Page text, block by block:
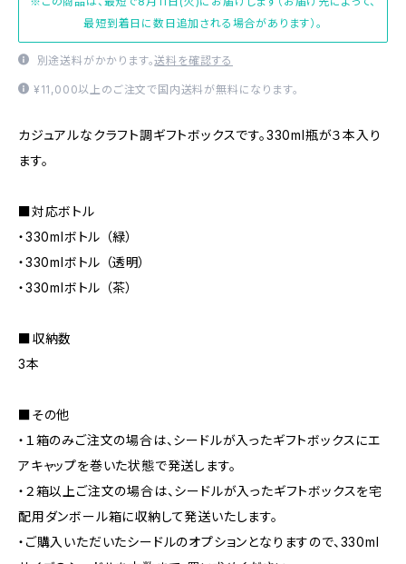
最短到着日に数日追加される場合があります）。
別途送料がかかります。送料を確認する
¥11,000以上のご注文で国内送料が無料になります。
カジュアルなクラフト調ギフトボックスです。330ml瓶が３本入り
ます。
■対応ボトル
・330mlボトル （緑）
・330mlボトル （透明）
・330mlボトル （茶）
■収納数
3本
■その他
・１箱のみご注文の場合は、シードルが入ったギフトボックスにエ
アキャップを巻いた状態で発送します。
・２箱以上ご注文の場合は、シードルが入ったギフトボックスを宅
配用ダンボール箱に収納して発送いたします。
・ご購入いただいたシードルのオプションとなりますので、330ml